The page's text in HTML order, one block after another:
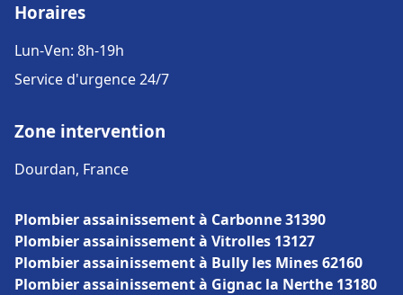
Horaires
Lun-Ven: 8h-19h
Service d'urgence 24/7
Zone intervention
Dourdan, France
Plombier assainissement à Carbonne 31390
Plombier assainissement à Vitrolles 13127
Plombier assainissement à Bully les Mines 62160
Plombier assainissement à Gignac la Nerthe 13180